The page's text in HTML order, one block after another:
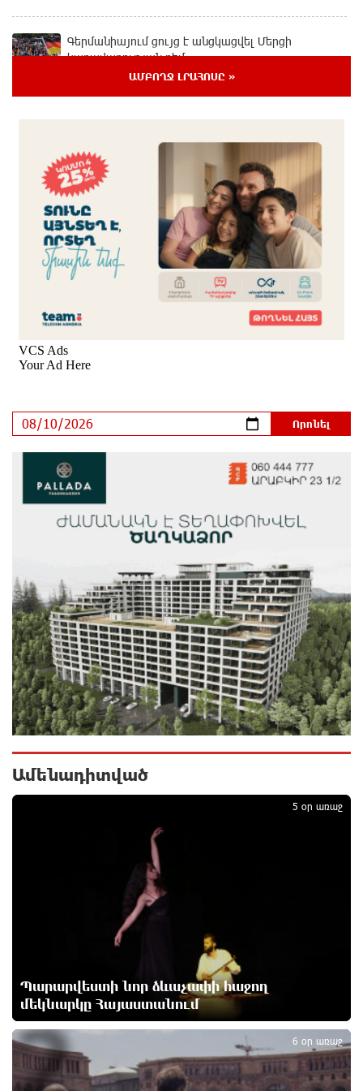
Գերմանիայում ցույց է անցկացվել Մերցի
կառավարության դեմ
միլիոն դիտում՝ 24 ժամում
1 օր առաջ
23-ամյա ուսանողի մշակած հավելվածը
հարավկորեական App Store-ում շրջանցել է
նույնիսկ Google Maps-ը
1 օր առաջ
Ռուսաստանի տարածքում ոչնչացվել է
ուկրաինական 360 անօդաչու թռչող սարք
լինելու
1 օր առաջ
Ողբերգական դեպք՝ Երևանում․ Կիևյան կամրջի
տակ հայտնաբերվել է տղամարդու մարմին
Ադրբեջանի Սարով գյուղում տանը 18-ամյա աղջկա
դի է հայտնաբերվել
1 օր առաջ
Հայհիդրոմետի տնօրենը գրել է
1 օր առաջ
Արտակարգ դեպք՝ Երևանում․ կոտրել են «Հույս
բոլոր մարդկանց» հիմնադրամի շենքի
պատուհաններն ու դռները
«Ինտեր»-ը հաղթեց «Յուվենտուս»-ին
Քրեական վարույթի շրջանակում անձի անձնական
և ընտանեկան կյանքին առնչվող տվյալների
անհարկի հրապարակումն անթույլատրելի է. ՄԻՊ
1 օր առաջ
Զելենսկին ու Վուչիչը քննարկել են
ԱՄԲՈՂՋ ԼՐԱՀՈՍԸ »
Ամենադիտված
Պարարվեստի նոր ձևաչափի հաջող
մեկնարկը Հայաստանում
5 օր առաջ
1
6 օր առաջ
2